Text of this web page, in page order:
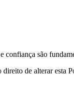
confiança são
direito de alterar esta